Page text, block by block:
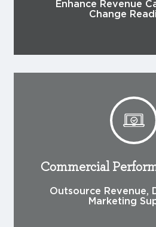
Enhance Revenue
Change
Commercial
Outsource Revenue,
Marketing